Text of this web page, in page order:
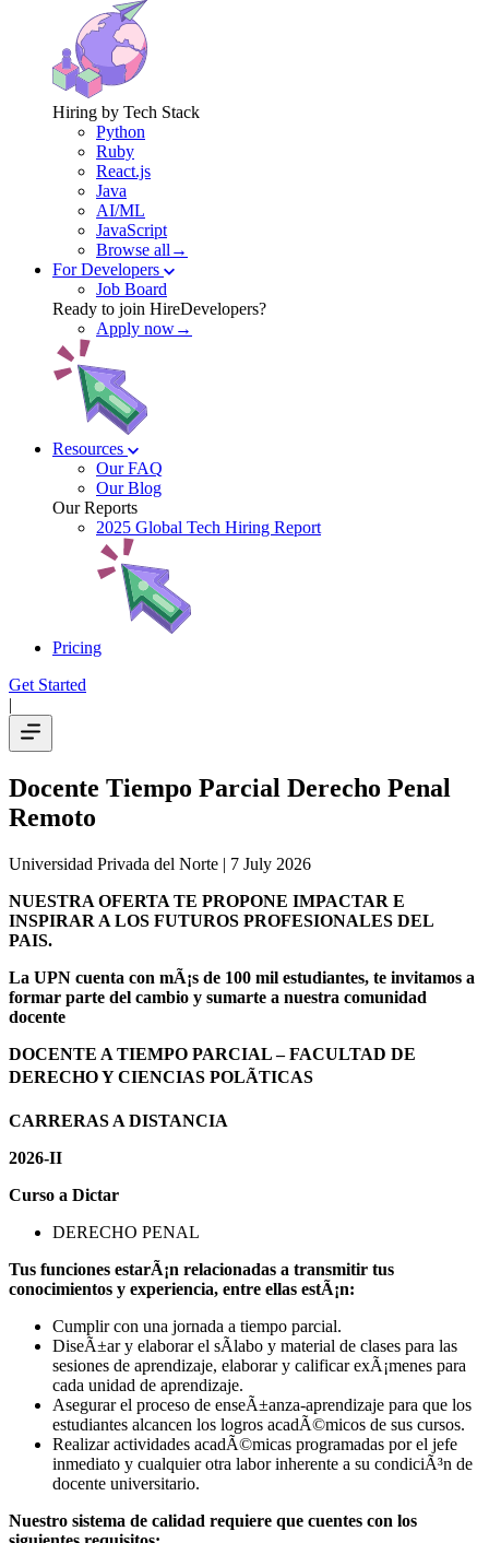
Hiring by Tech Stack
Python
Ruby
React.js
Java
AI/ML
JavaScript
Browse all→
For Developers
Job Board
Ready to join HireDevelopers?
Apply now→
Resources
Our FAQ
Our Blog
Our Reports
2025 Global Tech Hiring Report
Pricing
Get Started
|
Docente Tiempo Parcial Derecho Penal
Remoto
Universidad Privada del Norte | 7 July 2026
NUESTRA OFERTA TE PROPONE IMPACTAR E
INSPIRAR A LOS FUTUROS PROFESIONALES DEL
PAIS.
La UPN cuenta con mÃ¡s de 100 mil estudiantes, te invitamos a
formar parte del cambio y sumarte a nuestra comunidad
docente
DOCENTE A TIEMPO PARCIAL – FACULTAD DE
DERECHO Y CIENCIAS POLÃTICAS
CARRERAS A DISTANCIA
2026-II
Curso a Dictar
DERECHO PENAL
Tus funciones estarÃ¡n relacionadas a transmitir tus
conocimientos y experiencia, entre ellas estÃ¡n:
Cumplir con una jornada a tiempo parcial.
DiseÃ±ar y elaborar el sÃ­labo y material de clases para las
sesiones de aprendizaje, elaborar y calificar exÃ¡menes para
cada unidad de aprendizaje.
Asegurar el proceso de enseÃ±anza-aprendizaje para que los
estudiantes alcancen los logros acadÃ©micos de sus cursos.
Realizar actividades acadÃ©micas programadas por el jefe
inmediato y cualquier otra labor inherente a su condiciÃ³n de
docente universitario.
Nuestro sistema de calidad requiere que cuentes con los